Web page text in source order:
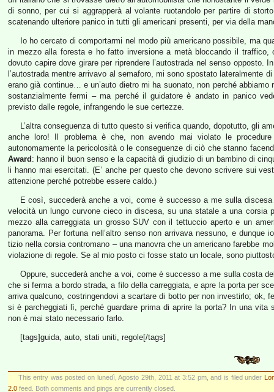
di sonno, per cui si aggrapperà al volante ruotandolo per partire di
scatenando ulteriore panico in tutti gli americani presenti, per via della
Io ho cercato di comportarmi nel modo più americano possibile, ma
in mezzo alla foresta e ho fatto inversione a metà bloccando il traffico,
dovuto capire dove girare per riprendere l’autostrada nel senso opposto.
l’autostrada mentre arrivavo al semaforo, mi sono spostato lateralmente
erano già continue… e un’auto dietro mi ha suonato, non perché
sostanzialmente fermi – ma perché il guidatore è andato in panico
previsto dalle regole, infrangendo le sue certezze.
L’altra conseguenza di tutto questo si verifica quando, dopotutto, gli
anche loro! Il problema è che, non avendo mai violato le
autonomamente la pericolosità o le conseguenze di ciò che stanno
Award : hanno il buon senso e la capacità di giudizio di un bambino di
li hanno mai esercitati. (E’ anche per questo che devono scrivere sui
attenzione perché potrebbe essere caldo.)
E così, succederà anche a voi, come è successo a me sulla
velocità un lungo curvone cieco in discesa, su una statale a una corsia
mezzo alla carreggiata un grosso SUV con il tettuccio aperto e un
panorama. Per fortuna nell’altro senso non arrivava nessuno, e
tizio nella corsia contromano – una manovra che un americano farebbe
violazione di regole. Se al mio posto ci fosse stato un locale, sono
Oppure, succederà anche a voi, come è successo a me sulla costa
che si ferma a bordo strada, a filo della carreggiata, e apre la porta per
arriva qualcuno, costringendovi a scartare di botto per non investirlo; ok,
si è parcheggiati lì, perché guardare prima di aprire la porta? In una
non è mai stato necessario farlo.
[tags]guida, auto, stati uniti, regole[/tags]
This entry was posted on lunedì, Agosto 29th, 2011 at 3:52 pm, and is filed under
2.0 feed. Both comments and pings are currently closed.